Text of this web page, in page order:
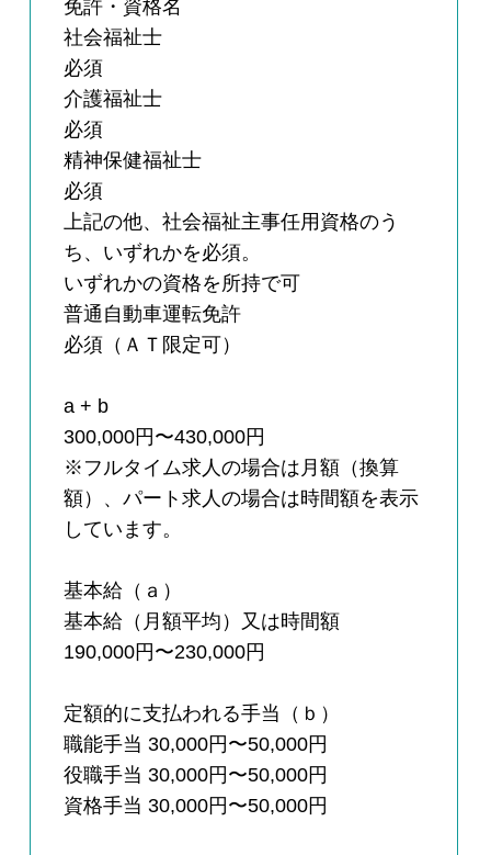
免許・資格名
社会福祉士
必須
介護福祉士
必須
精神保健福祉士
必須
上記の他、社会福祉主事任用資格のう
ち、いずれかを必須。
いずれかの資格を所持で可
普通自動車運転免許
必須（ＡＴ限定可）
a + b
300,000円〜430,000円
※フルタイム求人の場合は月額（換算
額）、パート求人の場合は時間額を表示
しています。
基本給（ａ）
基本給（月額平均）又は時間額
190,000円〜230,000円
定額的に支払われる手当（ｂ）
職能手当 30,000円〜50,000円
役職手当 30,000円〜50,000円
資格手当 30,000円〜50,000円